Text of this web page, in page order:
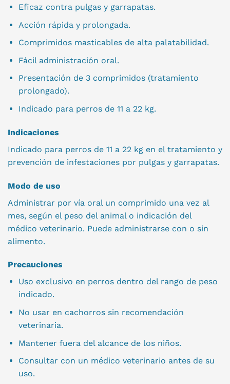
Eficaz contra pulgas y garrapatas.
Acción rápida y prolongada.
Comprimidos masticables de alta palatabilidad.
Fácil administración oral.
Presentación de 3 comprimidos (tratamiento
prolongado).
Indicado para perros de 11 a 22 kg.
Indicaciones
Indicado para perros de 11 a 22 kg en el tratamiento y
prevención de infestaciones por pulgas y garrapatas.
Modo de uso
Administrar por vía oral un comprimido una vez al
mes, según el peso del animal o indicación del
médico veterinario. Puede administrarse con o sin
alimento.
Precauciones
Uso exclusivo en perros dentro del rango de peso
indicado.
No usar en cachorros sin recomendación
veterinaria.
Mantener fuera del alcance de los niños.
Consultar con un médico veterinario antes de su
uso.